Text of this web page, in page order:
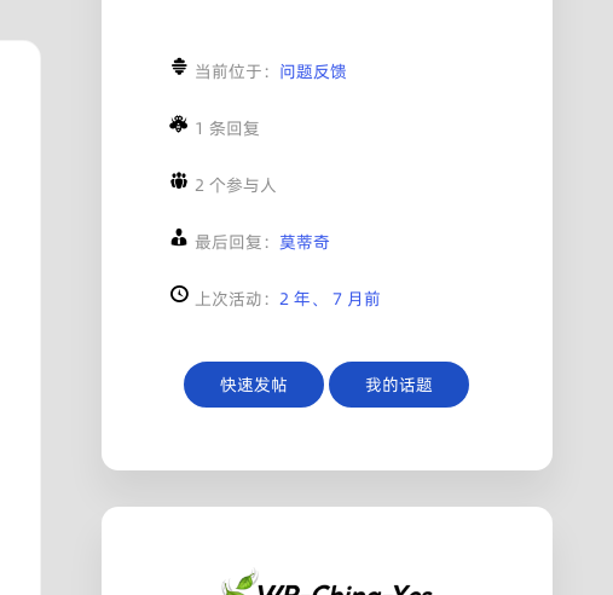
当前位于： 问题反馈
1 条回复
2 个参与人
最后回复： 莫蒂奇
上次活动： 2 年、 7 月前
快速发帖 我的话题